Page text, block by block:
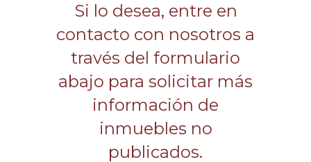
Si lo desea, entre en
contacto con nosotros a
través del formulario
abajo para solicitar más
información de
inmuebles no
publicados.